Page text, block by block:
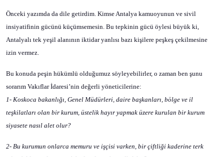
Önceki yazımda da dile getirdim. Kimse Antalya kamuoyunun ve sivil
insiyatifinin gücünü küçümsemesin. Bu tepkinin gücü öylesi büyük ki,
Antalyalı tek yeşil alanının iktidar yanlısı bazı kişilere peşkeş çekilmesine
izin vermez.
Bu konuda peşin hükümlü olduğumuz söyleyebilirler, o zaman ben şunu
sorarım Vakıflar İdaresi’nin değerli yöneticilerine:
1- Koskoca bakanlığı, Genel Müdürleri, daire başkanları, bölge ve il
teşkilatları olan bir kurum, üstelik hayır yapmak üzere kurulan bir kurum
siyasete nasıl alet olur?
2- Bu kurumun onlarca memuru ve işçisi varken, bir çiftliği kaderine terk